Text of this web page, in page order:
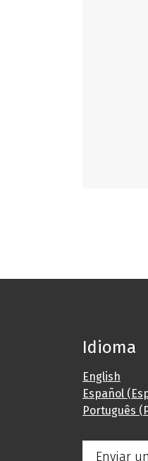
Idioma
English
Español
Português
Enviar